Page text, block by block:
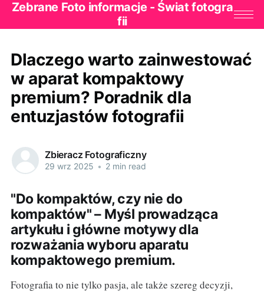
Zebrane Foto informacje - Świat fotogra
fii
Dlaczego warto zainwestować
w aparat kompaktowy
premium? Poradnik dla
entuzjastów fotografii
Zbieracz Fotograficzny
29 wrz 2025 • 2 min read
"Do kompaktów, czy nie do
kompaktów" – Myśl prowadząca
artykułu i główne motywy dla
rozważania wyboru aparatu
kompaktowego premium.
Fotografia to nie tylko pasja, ale także szereg decyzji,